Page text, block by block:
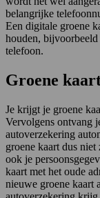
belangrijke
Een digitale groene
houden,
telefoon.
Groene
Je krijgt je groene
Vervolgens ontvang
autoverzekering
groene kaart dus niet
ook je
kaart met het oude
nieuwe groene kaart